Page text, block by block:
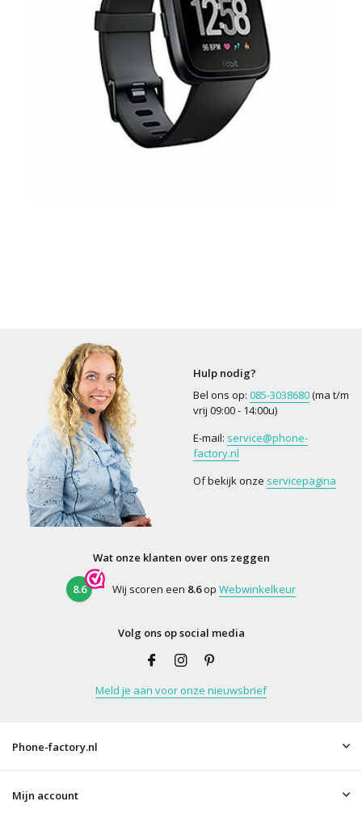
Hulp nodig?
Bel ons op: 085-3038680(ma t/m
vrij 09:00 - 14:00u)
E-mail: service@phone-
factory.nl
Of bekijk onze servicepagina
Wat onze klanten over ons zeggen
8.6 Wij scoren een 8.6op Webwinkelkeur
Volg ons op social media
Meld je aan voor onze nieuwsbrief
Phone-factory.nl
Mijn account